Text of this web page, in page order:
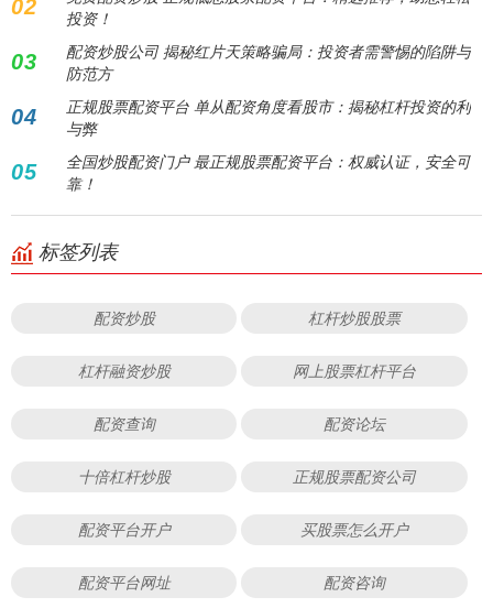
02
投资！
03
配资炒股公司 揭秘红片天策略骗局：投资者需警惕的陷阱与
防范方
04
正规股票配资平台 单从配资角度看股市：揭秘杠杆投资的利
与弊
05
全国炒股配资门户 最正规股票配资平台：权威认证，安全可
靠！
标签列表
配资炒股 杠杆炒股股票
杠杆融资炒股 网上股票杠杆平台
配资查询 配资论坛
十倍杠杆炒股 正规股票配资公司
配资平台开户 买股票怎么开户
配资平台网址 配资咨询